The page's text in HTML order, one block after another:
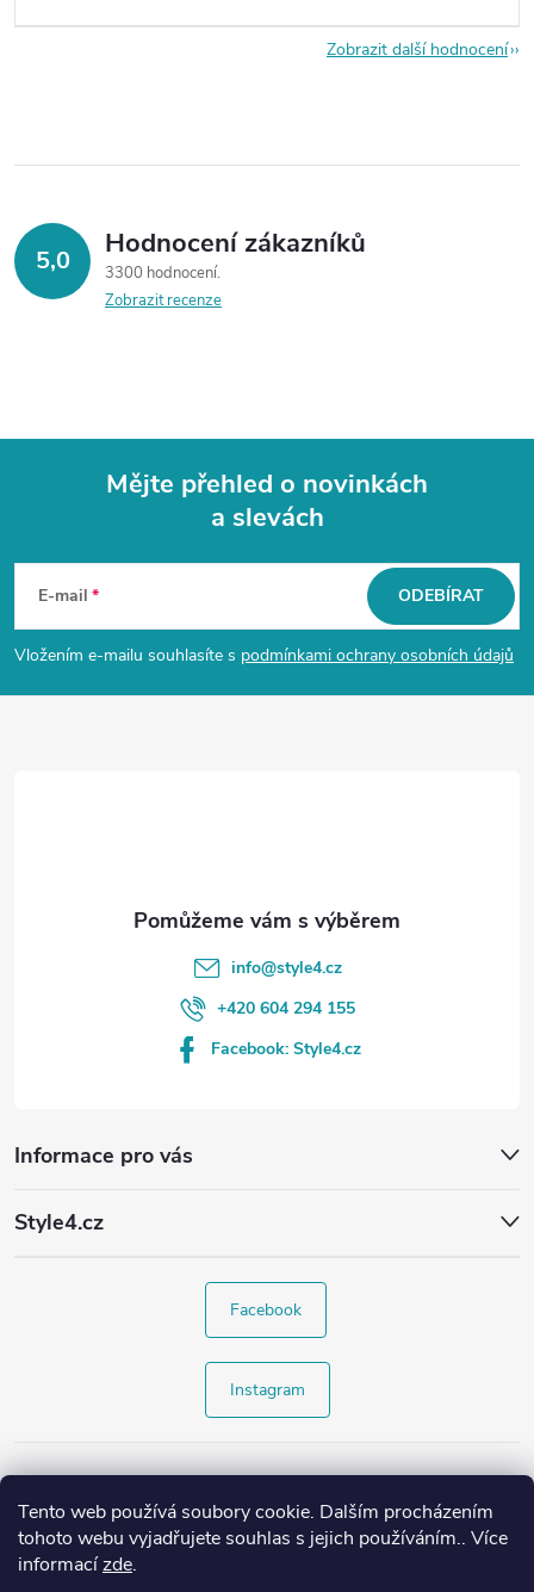
Tento web používá soubory cookie. Dalším procházením
tohoto webu vyjadřujete souhlas s jejich používáním.. Více
informacízde.
Zobrazit další hodnocení
5,0 Hodnocení zákazníků
3300 hodnocení
Zobrazit recenze
p
a
Mějte přehled o novinkách
a slevách
E-mail
Vložením e-mailu souhlasíte s podmínkami ochrany osobních údajů
ODEBÍRAT
Informace pro vás
Style4.cz
info@style4.cz
+420 604 294 155
Facebook: Style4.cz
Facebook
Instagram